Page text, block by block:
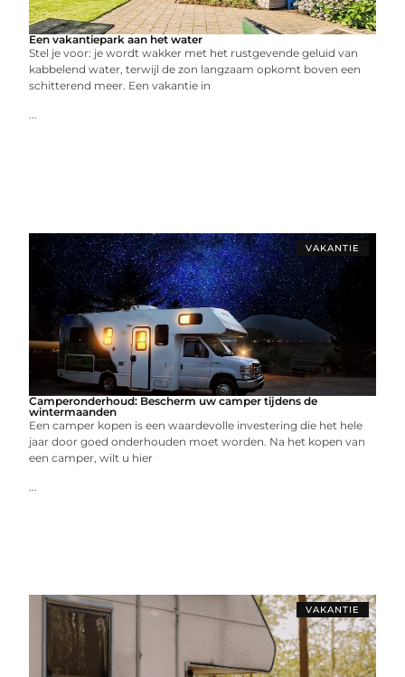
Een vakantiepark aan het water
Stel je voor: je wordt wakker met het rustgevende geluid van
kabbelend water, terwijl de zon langzaam opkomt boven een
schitterend meer. Een vakantie in
...
VAKANTIE
Camperonderhoud: Bescherm uw camper tijdens de
wintermaanden
Een camper kopen is een waardevolle investering die het hele
jaar door goed onderhouden moet worden. Na het kopen van
een camper, wilt u hier
...
VAKANTIE